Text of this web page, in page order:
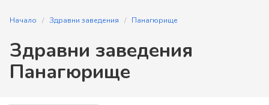
Начало Здравни заведения Панагюрище
Здравни заведения
Панагюрище